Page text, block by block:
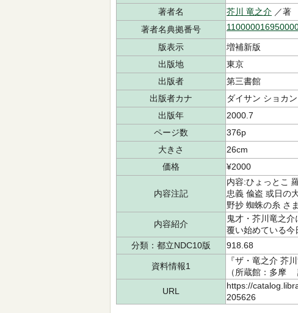
著者名
芥川 竜之介 ／著
著者名典拠番号
版表示
増補新版
出版地
東京
出版者
第三書館
出版者カナ
ダイサン ショカン
出版年
2000.7
ページ数
376p
大きさ
26cm
価格
¥2000
内容注記
内容:ひょっとこ
忠義 偸盗 或日の
野抄 蜘蛛の糸 さ
内容紹介
鬼才・芥川竜之
覆い始めている今
分類：都立NDC10版
918.68
資料情報1
『ザ・竜之介
（所蔵館：多摩
URL
https://
205626